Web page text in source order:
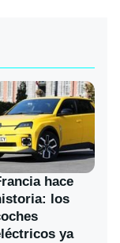
hace
los
ya